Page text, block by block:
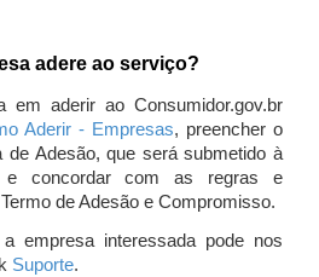
adere ao serviço?
em aderir ao Consumidor.gov.br
Aderir - Empresas, preencher o
de Adesão, que será submetido à
e concordar com as regras e
de Adesão e Compromisso.
empresa interessada pode nos
Suporte.